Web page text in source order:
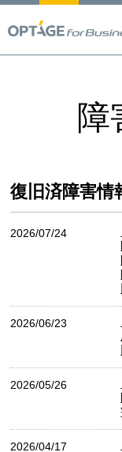
障
復旧済障害情
2026/07/24
2026/06/23
2026/05/26
2026/04/17